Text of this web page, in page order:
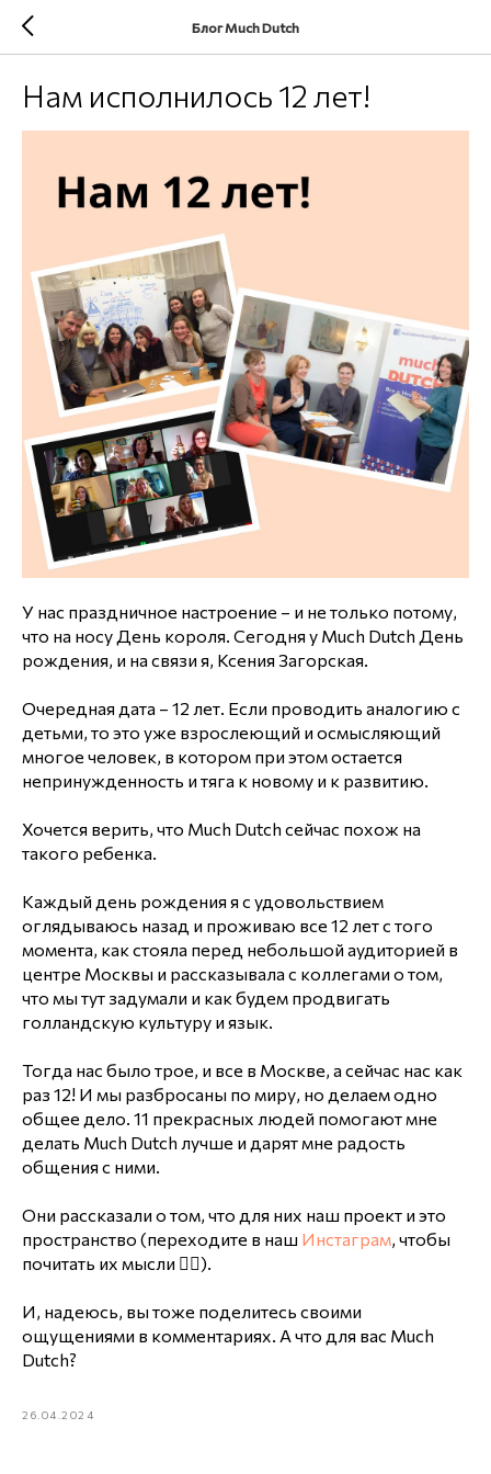
Блог Much Dutch
Нам исполнилось 12 лет!
У нас праздничное настроение – и не только потому,
что на носу День короля. Сегодня у Much Dutch День
рождения, и на связи я, Ксения Загорская.
Очередная дата – 12 лет. Если проводить аналогию с
детьми, то это уже взрослеющий и осмысляющий
многое человек, в котором при этом остается
непринужденность и тяга к новому и к развитию.
Хочется верить, что Much Dutch сейчас похож на
такого ребенка.
Каждый день рождения я с удовольствием
оглядываюсь назад и проживаю все 12 лет с того
момента, как стояла перед небольшой аудиторией в
центре Москвы и рассказывала с коллегами о том,
что мы тут задумали и как будем продвигать
голландскую культуру и язык.
Тогда нас было трое, и все в Москве, а сейчас нас как
раз 12! И мы разбросаны по миру, но делаем одно
общее дело. 11 прекрасных людей помогают мне
делать Much Dutch лучше и дарят мне радость
общения с ними.
Они рассказали о том, что для них наш проект и это
пространство (переходите в наш Инстаграм, чтобы
почитать их мысли 👉🏻).
И, надеюсь, вы тоже поделитесь своими
ощущениями в комментариях. А что для вас Much
Dutch?
26.04.2024